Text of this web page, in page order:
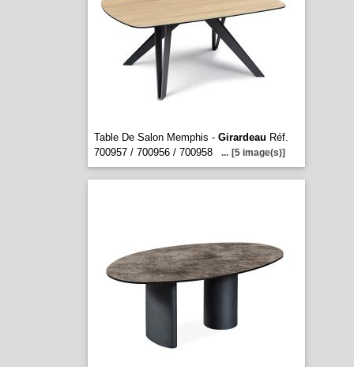
Table De Salon Memphis - Girardeau Réf.
700957 / 700956 / 700958
... [5 image(s)]